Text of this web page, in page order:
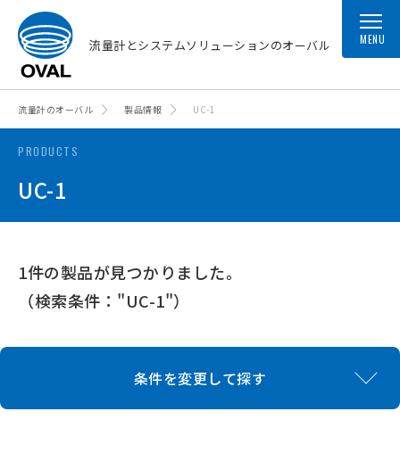
流量計とシステムソリューションのオーバル MENU
流量計のオーバル 製品情報 UC-1
PRODUCTS
UC-1
1件の製品が見つかりました。
（検索条件："UC-1"）
条件を変更して探す